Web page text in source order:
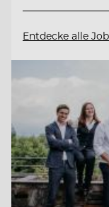
Entdecke alle